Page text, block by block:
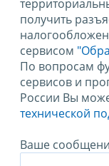
получить
сервисом
По вопросам
сервисов и
России Вы
технической
Ваше